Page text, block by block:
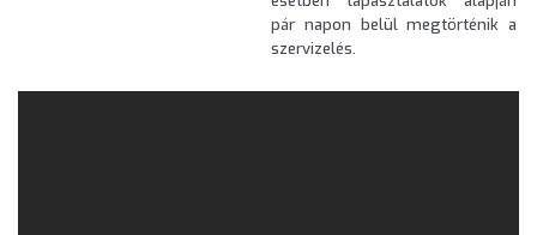
pár napon belül megtörténik a
szervizelés.